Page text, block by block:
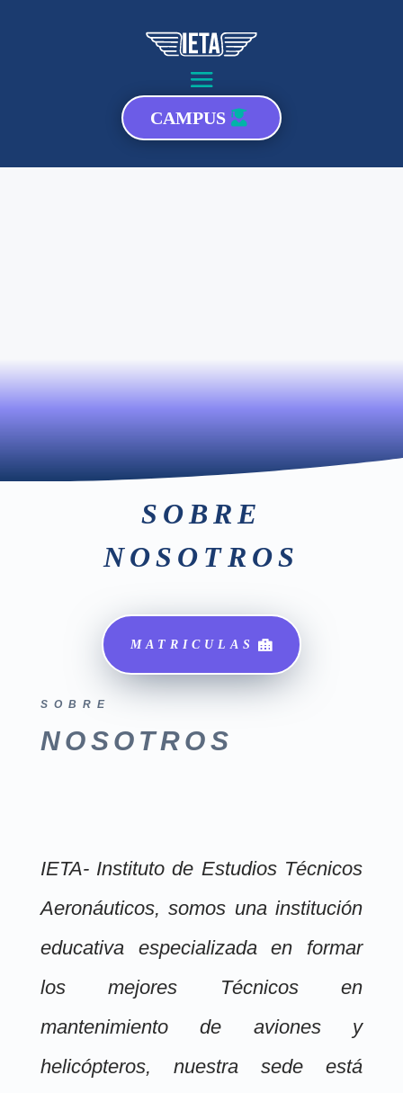
CAMPUS
SOBRE
NOSOTROS
MATRICULAS
SOBRE
NOSOTROS
IETA- Instituto de Estudios Técnicos
Aeronáuticos, somos una institución
educativa especializada en formar
los mejores Técnicos en
mantenimiento de aviones y
helicópteros, nuestra sede está